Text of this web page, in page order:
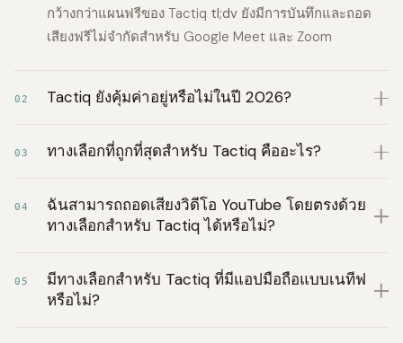
กว้างกว่าแผนฟรีของ Tactiq tl;dv ยังมีการบันทึกและถอด
เสียงฟรีไม่จำกัดสำหรับ Google Meet และ Zoom
02 Tactiq ยังคุ้มค่าอยู่หรือไม่ในปี 2026?
03 ทางเลือกที่ถูกที่สุดสำหรับ Tactiq คืออะไร?
04
ฉันสามารถถอดเสียงวิดีโอ YouTube โดยตรงด้วย
ทางเลือกสำหรับ Tactiq ได้หรือไม่?
05
มีทางเลือกสำหรับ Tactiq ที่มีแอปมือถือแบบเนทีฟ
หรือไม่?